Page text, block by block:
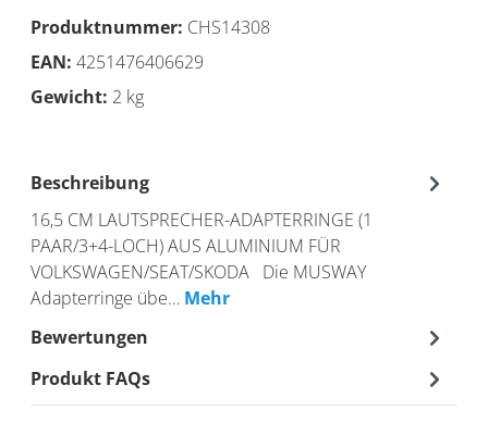
Produktnummer: CHS14308
EAN: 4251476406629
Gewicht: 2 kg
Beschreibung
16,5 CM LAUTSPRECHER-ADAPTERRINGE (1
PAAR/3+4-LOCH) AUS ALUMINIUM FÜR
VOLKSWAGEN/SEAT/SKODA Die MUSWAY
Adapterringe übe… Mehr
Bewertungen
Produkt FAQs